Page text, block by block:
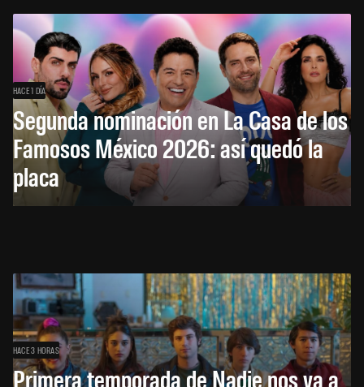
HACE 1 DÍA
Segunda nominación en La Casa de los
Famosos México 2026: así quedó la
placa
HACE 3 HORAS
Primera temporada de Nadie nos va a